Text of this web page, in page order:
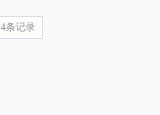
4条记录